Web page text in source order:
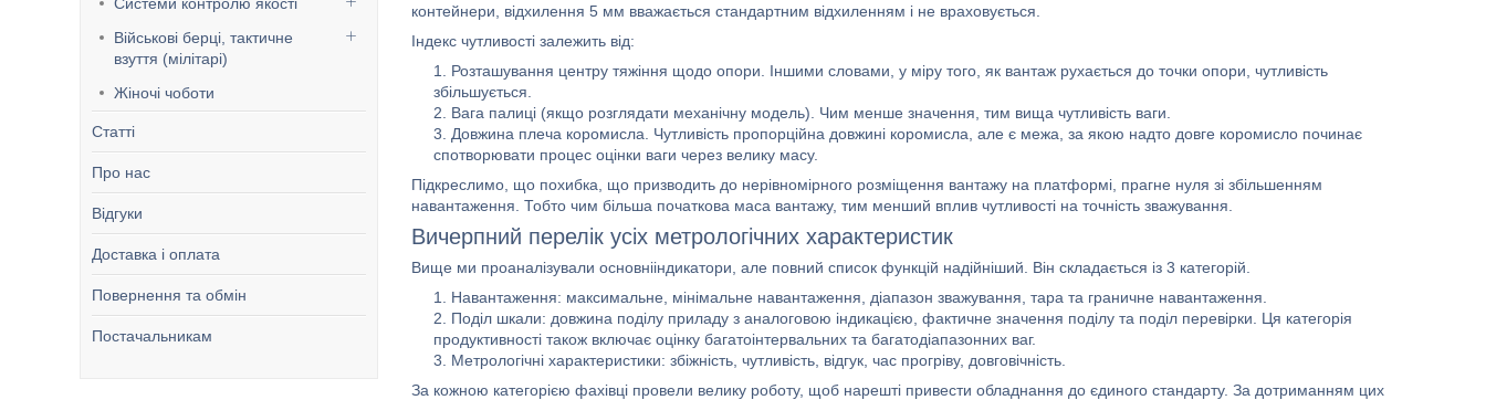
Військові берці, тактичне
взуття (мілітарі)
Жіночі чоботи
Статті
Про нас
Відгуки
Доставка і оплата
Повернення та обмін
Постачальникам
контейнери, відхилення 5 мм вважається стандартним відхиленням і не враховується.
Індекс чутливості залежить від:
Розташування центру тяжіння щодо опори. Іншими словами, у міру того, як вантаж рухається до точки опори, чутливість
збільшується.
Вага палиці (якщо розглядати механічну модель). Чим менше значення, тим вища чутливість ваги.
Довжина плеча коромисла. Чутливість пропорційна довжині коромисла, але є межа, за якою надто довге коромисло починає
спотворювати процес оцінки ваги через велику масу.
Підкреслимо, що похибка, що призводить до нерівномірного розміщення вантажу на платформі, прагне нуля зі збільшенням
навантаження. Тобто чим більша початкова маса вантажу, тим менший вплив чутливості на точність зважування.
Вичерпний перелік усіх метрологічних характеристик
Вище ми проаналізували основнііндикатори, але повний список функцій надійніший. Він складається із 3 категорій.
Навантаження: максимальне, мінімальне навантаження, діапазон зважування, тара та граничне навантаження.
Поділ шкали: довжина поділу приладу з аналоговою індикацією, фактичне значення поділу та поділ перевірки. Ця категорія
продуктивності також включає оцінку багатоінтервальних та багатодіапазонних ваг.
Метрологічні характеристики: збіжність, чутливість, відгук, час прогріву, довговічність.
За кожною категорією фахівці провели велику роботу, щоб нарешті привести обладнання до єдиного стандарту. За дотриманням цих